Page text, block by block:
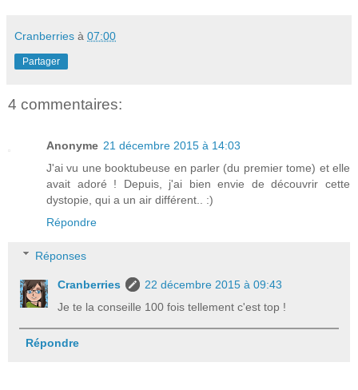
Cranberries à 07:00
Partager
4 commentaires:
Anonyme 21 décembre 2015 à 14:03
J'ai vu une booktubeuse en parler (du premier tome) et elle
avait adoré ! Depuis, j'ai bien envie de découvrir cette
dystopie, qui a un air différent.. :)
Répondre
Réponses
Cranberries
22 décembre 2015 à 09:43
Je te la conseille 100 fois tellement c'est top !
Répondre